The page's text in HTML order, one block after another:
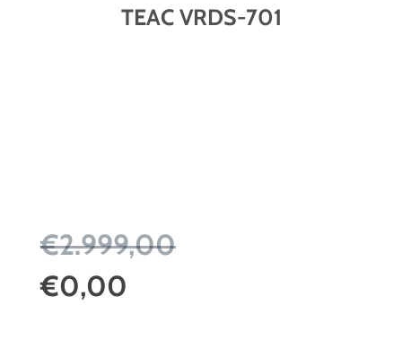
TEAC VRDS-701
€2.999,00
€0,00